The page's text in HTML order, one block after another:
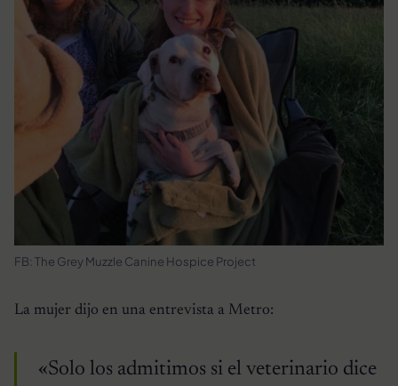
FB: The Grey Muzzle Canine Hospice Project
La mujer dijo en una entrevista a Metro:
«Solo los admitimos si el veterinario dice